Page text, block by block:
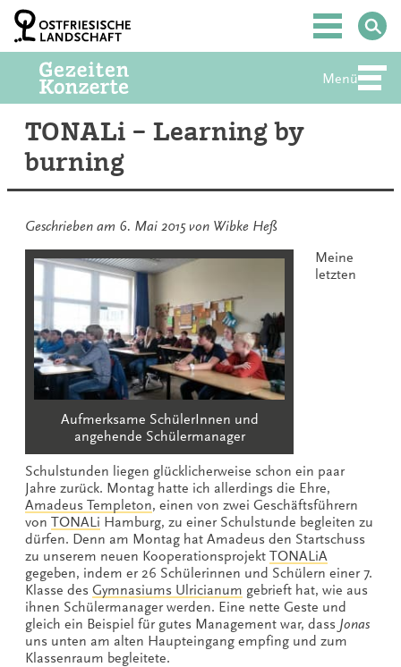
Zum
Inhalt
springen
Hauptmenü
Menü
TONALi – Learning by
burning
Geschrieben am 6. Mai 2015von Wibke Heß
Aufmerksame SchülerInnen und
angehende Schülermanager
Meine
letzten
Schulstunden liegen glücklicherweise schon ein paar
Jahre zurück. Montag hatte ich allerdings die Ehre,
Amadeus Templeton, einen von zwei Geschäftsführern
von TONALi Hamburg, zu einer Schulstunde begleiten zu
dürfen. Denn am Montag hat Amadeus den Startschuss
zu unserem neuen Kooperationsprojekt TONALiA
gegeben, indem er 26 Schülerinnen und Schülern einer 7.
Klasse des Gymnasiums Ulricianum gebrieft hat, wie aus
ihnen Schülermanager werden. Eine nette Geste und
gleich ein Beispiel für gutes Management war, dass Jonas
uns unten am alten Haupteingang empfing und zum
Klassenraum begleitete.